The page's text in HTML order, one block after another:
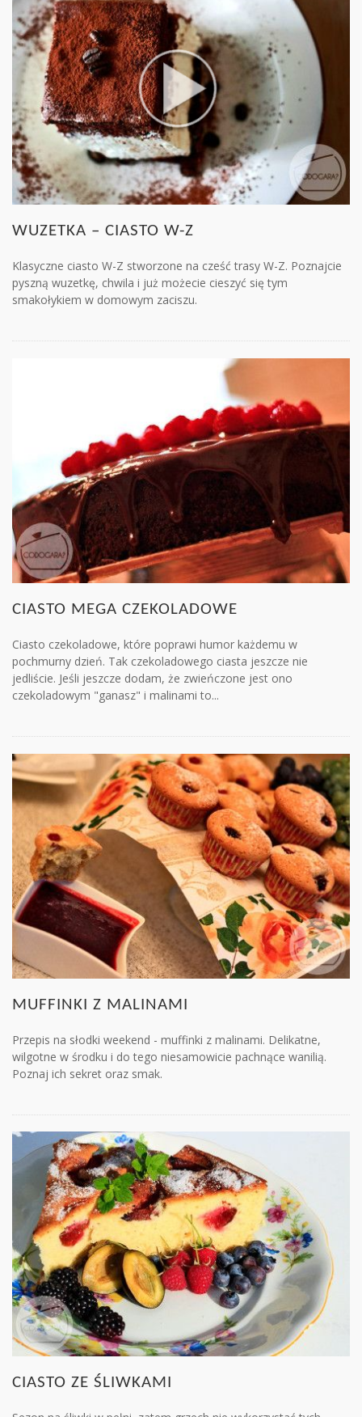
WUZETKA – CIASTO W-Z
Klasyczne ciasto W-Z stworzone na cześć trasy W-Z. Poznajcie
pyszną wuzetkę, chwila i już możecie cieszyć się tym
smakołykiem w domowym zaciszu.
CIASTO MEGA CZEKOLADOWE
Ciasto czekoladowe, które poprawi humor każdemu w
pochmurny dzień. Tak czekoladowego ciasta jeszcze nie
jedliście. Jeśli jeszcze dodam, że zwieńczone jest ono
czekoladowym "ganasz" i malinami to...
MUFFINKI Z MALINAMI
Przepis na słodki weekend - muffinki z malinami. Delikatne,
wilgotne w środku i do tego niesamowicie pachnące wanilią.
Poznaj ich sekret oraz smak.
CIASTO ZE ŚLIWKAMI